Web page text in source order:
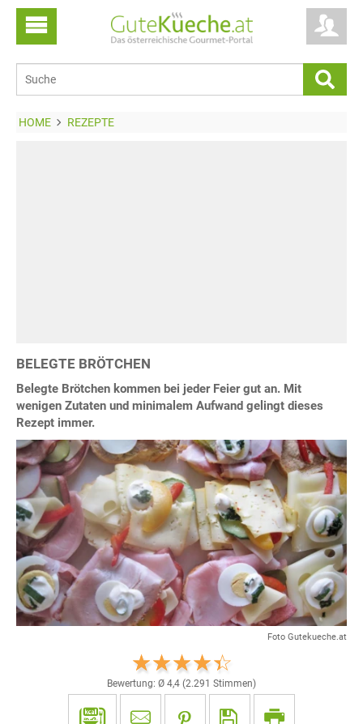
HOME REZEPTE
BELEGTE BRÖTCHEN
Belegte Brötchen kommen bei jeder Feier gut an. Mit
wenigen Zutaten und minimalem Aufwand gelingt dieses
Rezept immer.
Foto Gutekueche.at
Bewertung: Ø 4,4 (2.291 Stimmen)